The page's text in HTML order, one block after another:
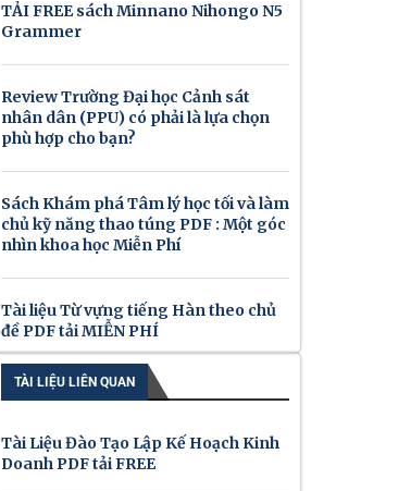
TẢI FREE sách Minnano Nihongo N5
Grammer
Review Trường Đại học Cảnh sát
nhân dân (PPU) có phải là lựa chọn
phù hợp cho bạn?
Sách Khám phá Tâm lý học tối và làm
chủ kỹ năng thao túng PDF : Một góc
nhìn khoa học Miễn Phí
Tài liệu Từ vựng tiếng Hàn theo chủ
đề PDF tải MIỄN PHÍ
TÀI LIỆU LIÊN QUAN
Tài Liệu Đào Tạo Lập Kế Hoạch Kinh
Doanh PDF tải FREE